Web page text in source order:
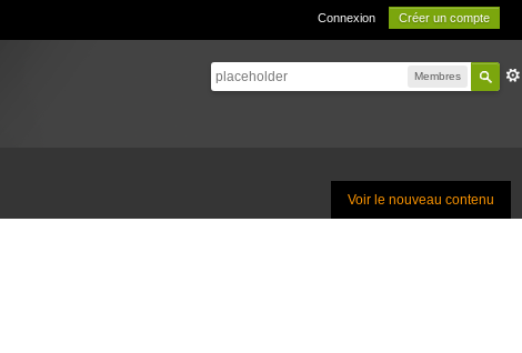
Connexion Créer un compte
Membres
Voir le nouveau contenu